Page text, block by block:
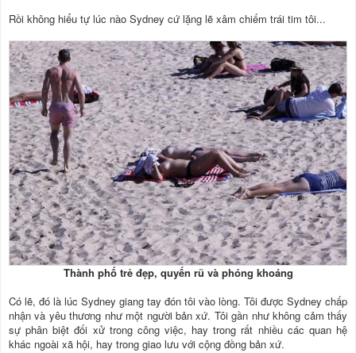
Rồi không hiểu tự lúc nào Sydney cứ lặng lẽ xâm chiếm trái tim tôi...
Thành phố trẻ đẹp, quyến rũ và phóng khoáng
Có lẽ, đó là lúc Sydney giang tay đón tôi vào lòng. Tôi được Sydney chấp
nhận và yêu thương như một người bản xứ. Tôi gần như không cảm thấy
sự phân biệt đối xử trong công việc, hay trong rất nhiều các quan hệ
khác ngoài xã hội, hay trong giao lưu với cộng đồng bản xứ.